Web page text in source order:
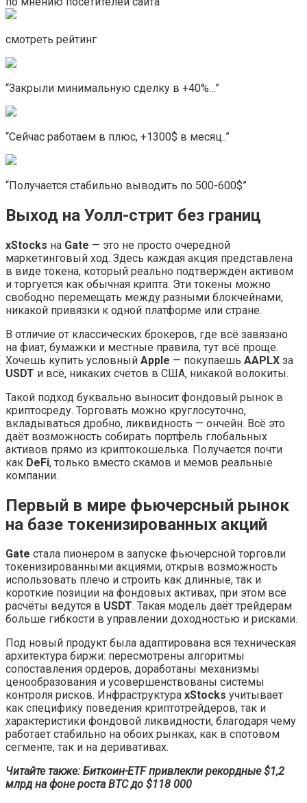
смотреть рейтинг
“Закрыли минимальную сделку в +40%…”
“Сейчас работаем в плюс, +1300$ в месяц..”
“Получается стабильно выводить по 500-600$”
Выход на Уолл-стрит без границ
xStocks на Gate — это не просто очередной
маркетинговый ход. Здесь каждая акция представлена
в виде токена, который реально подтверждён активом
и торгуется как обычная крипта. Эти токены можно
свободно перемещать между разными блокчейнами,
никакой привязки к одной платформе или стране.
В отличие от классических брокеров, где всё завязано
на фиат, бумажки и местные правила, тут всё проще.
Хочешь купить условный Apple — покупаешь AAPLX за
USDT и всё, никаких счетов в США, никакой волокиты.
Такой подход буквально выносит фондовый рынок в
криптосреду. Торговать можно круглосуточно,
вкладываться дробно, ликвидность — ончейн. Всё это
даёт возможность собирать портфель глобальных
активов прямо из криптокошелька. Получается почти
как DeFi, только вместо скамов и мемов реальные
компании.
Первый в мире фьючерсный рынок
на базе токенизированных акций
Gate стала пионером в запуске фьючерсной торговли
токенизированными акциями, открыв возможность
использовать плечо и строить как длинные, так и
короткие позиции на фондовых активах, при этом все
расчёты ведутся в USDT. Такая модель даёт трейдерам
больше гибкости в управлении доходностью и рисками.
Под новый продукт была адаптирована вся техническая
архитектура биржи: пересмотрены алгоритмы
сопоставления ордеров, доработаны механизмы
ценообразования и усовершенствованы системы
контроля рисков. Инфраструктура xStocks учитывает
как специфику поведения криптотрейдеров, так и
характеристики фондовой ликвидности, благодаря чему
работает стабильно на обоих рынках, как в спотовом
сегменте, так и на деривативах.
Читайте также: Биткоин-ETF привлекли рекордные $1,2
млрд на фоне роста BTC до $118 000